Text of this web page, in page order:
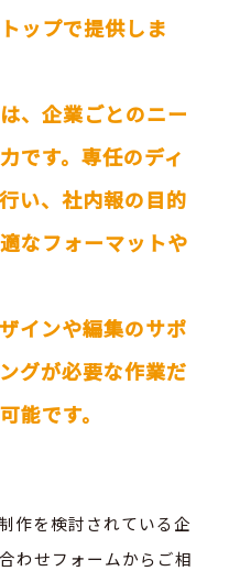
ップで提供しま
、企業ごとのニー
です。専任のディ
い、社内報の目的
なフォーマットや
インや編集のサポ
グが必要な作業だ
能です。
作を検討されている企
わせフォームからご相